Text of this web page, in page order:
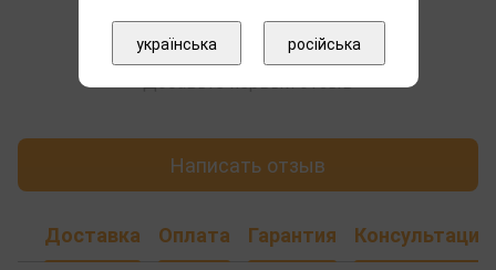
Написать отзыв
Доставка Оплата Гарантия Консультация
українська російська